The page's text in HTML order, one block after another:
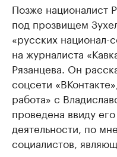
Позже националист
под прозвищем
«русских национал-
на журналиста
Рязанцева. Он
соцсети
работа» с
проведена ввиду
деятельности, по
социалистов,